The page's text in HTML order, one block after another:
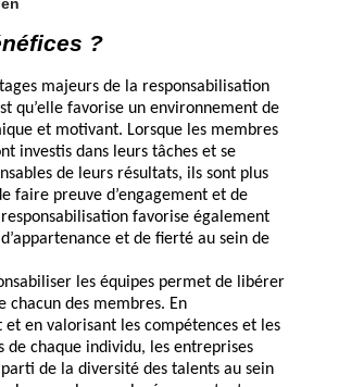
?
majeurs de la responsabilisation
qu’elle favorise un environnement de
et motivant. Lorsque les membres
investis dans leurs tâches et se
de leurs résultats, ils sont plus
faire preuve d’engagement et de
favorise également
et de fierté au sein de
les équipes permet de libérer
chacun des membres. En
et en valorisant les compétences et les
de chaque individu, les entreprises
de la diversité des talents au sein